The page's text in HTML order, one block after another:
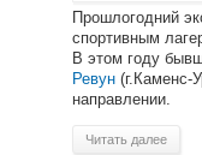
Прошлогодний
спортивным
В этом году
Ревун (г.Каменс-
направлении.
Читать далее